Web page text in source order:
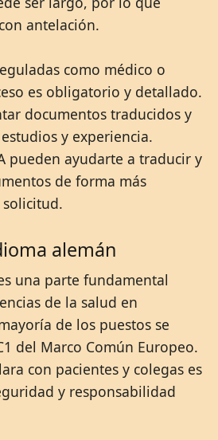
antelación.
como médico o
es obligatorio y detallado.
documentos traducidos y
y experiencia.
pueden ayudarte a traducir y
de forma más
alemán
una parte fundamental
de la salud en
de los puestos se
del Marco Común Europeo.
con pacientes y colegas es
y responsabilidad